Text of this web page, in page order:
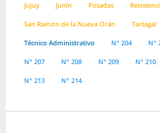
Jujuy Junín Posadas
San Ramón de la Nueva Orán Tartagal
Técnico Administrativo N° 204 N°
N° 207 N° 208 N° 209 N° 210
N° 213 N° 214